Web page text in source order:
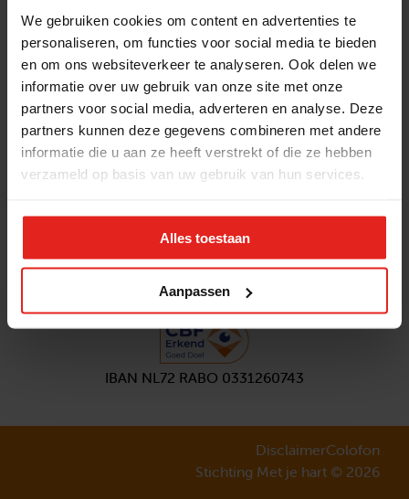
We gebruiken cookies om content en advertenties te
personaliseren, om functies voor social media te bieden
en om ons websiteverkeer te analyseren. Ook delen we
informatie over uw gebruik van onze site met onze
partners voor social media, adverteren en analyse. Deze
partners kunnen deze gegevens combineren met andere
informatie die u aan ze heeft verstrekt of die ze hebben
verzameld op basis van uw gebruik van hun services.
Alles toestaan
Aanpassen
Pers en media
Jaarverslag 2025
Klachtenprocedure
Privacyverklaring
Opzeggen
Volg ons
Aanmeldennieuwsbrief
IBAN NL72 RABO 0331260743
DisclaimerColofon
Stichting Met je hart © 2026